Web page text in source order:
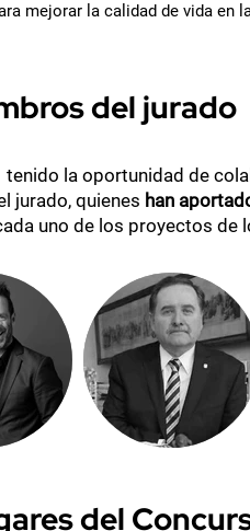
mejorar la calidad de vida en
del jurado
la oportunidad de
jurado, quienes han
uno de los proyectos de
del